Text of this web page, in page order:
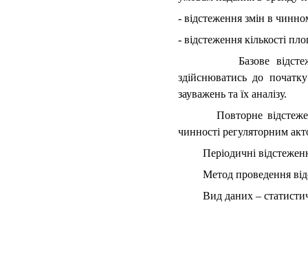
- відстеження змін в
- відстеження кількості
Базове відстеження
здійснюватись до
зауважень та їх аналізу.
Повторне відстеження
чинності регуляторним
Періодичні
Метод проведення
Вид даних –